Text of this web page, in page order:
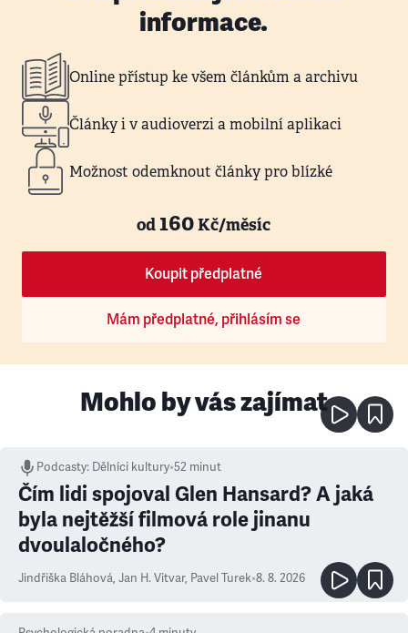
informace.
Online přístup ke všem článkům a archivu
Články i v audioverzi a mobilní aplikaci
Možnost odemknout články pro blízké
od160Kč/měsíc
Koupit předplatné
Mám předplatné, přihlásím se
Mohlo by vás zajímat
Podcasty: Dělníci kultury•52 minut
Čím lidi spojoval Glen Hansard? A jaká
byla nejtěžší filmová role jinanu
dvoulaločného?
Jindřiška Bláhová, Jan H. Vitvar, Pavel Turek•8. 8. 2026